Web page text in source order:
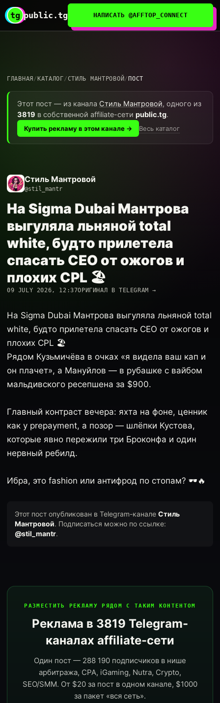
tg public.tg НАПИСАТЬ @AFFTOP_CONNECT
ГЛАВНАЯ / КАТАЛОГ/СТИЛЬ МАНТРОВОЙ/ ПОСТ
Этот пост — из канала Стиль Мантровой, одного из
3819 в собственной affiliate-сети public.tg.
Купить рекламу в этом канале → Весь каталог
Стиль Мантровой
@stil_mantr
На Sigma Dubai Мантрова
выгуляла льняной total
white, будто прилетела
спасать CEO от ожогов и
плохих CPL 🏖️
09 JULY 2026, 12:37ОРИГИНАЛ В TELEGRAM →
На Sigma Dubai Мантрова выгуляла льняной total
white, будто прилетела спасать CEO от ожогов и
плохих CPL 🏖️
Рядом Кузьмичёва в очках «я видела ваш кап и
он плачет», а Мануйлов — в рубашке с вайбом
мальдивского ресепшена за $900.
Главный контраст вечера: яхта на фоне, ценник
как у prepayment, а позор — шлёпки Кустова,
которые явно пережили три Броконфа и один
нервный ребилд.
Ибра, это fashion или антифрод по стопам? 🕶️🔥
Этот пост опубликован в Telegram-канале Стиль
Мантровой. Подписаться можно по ссылке:
@stil_mantr.
РАЗМЕСТИТЬ РЕКЛАМУ РЯДОМ С ТАКИМ КОНТЕНТОМ
Реклама в 3819 Telegram-
каналах affiliate-сети
Один пост — 288 190 подписчиков в нише
арбитража, CPA, iGaming, Nutra, Crypto,
SEO/SMM. От $20 за пост в одном канале, $1000
за пакет «вся сеть».